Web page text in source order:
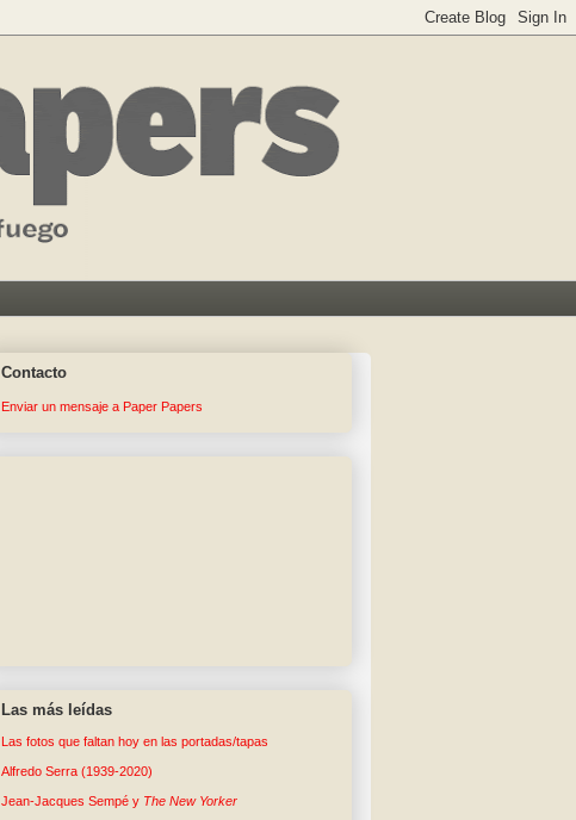
Contacto
Enviar un mensaje a Paper Papers
Las más leídas
Las fotos que faltan hoy en las portadas/tapas
Alfredo Serra (1939-2020)
Jean-Jacques Sempé y The New Yorker